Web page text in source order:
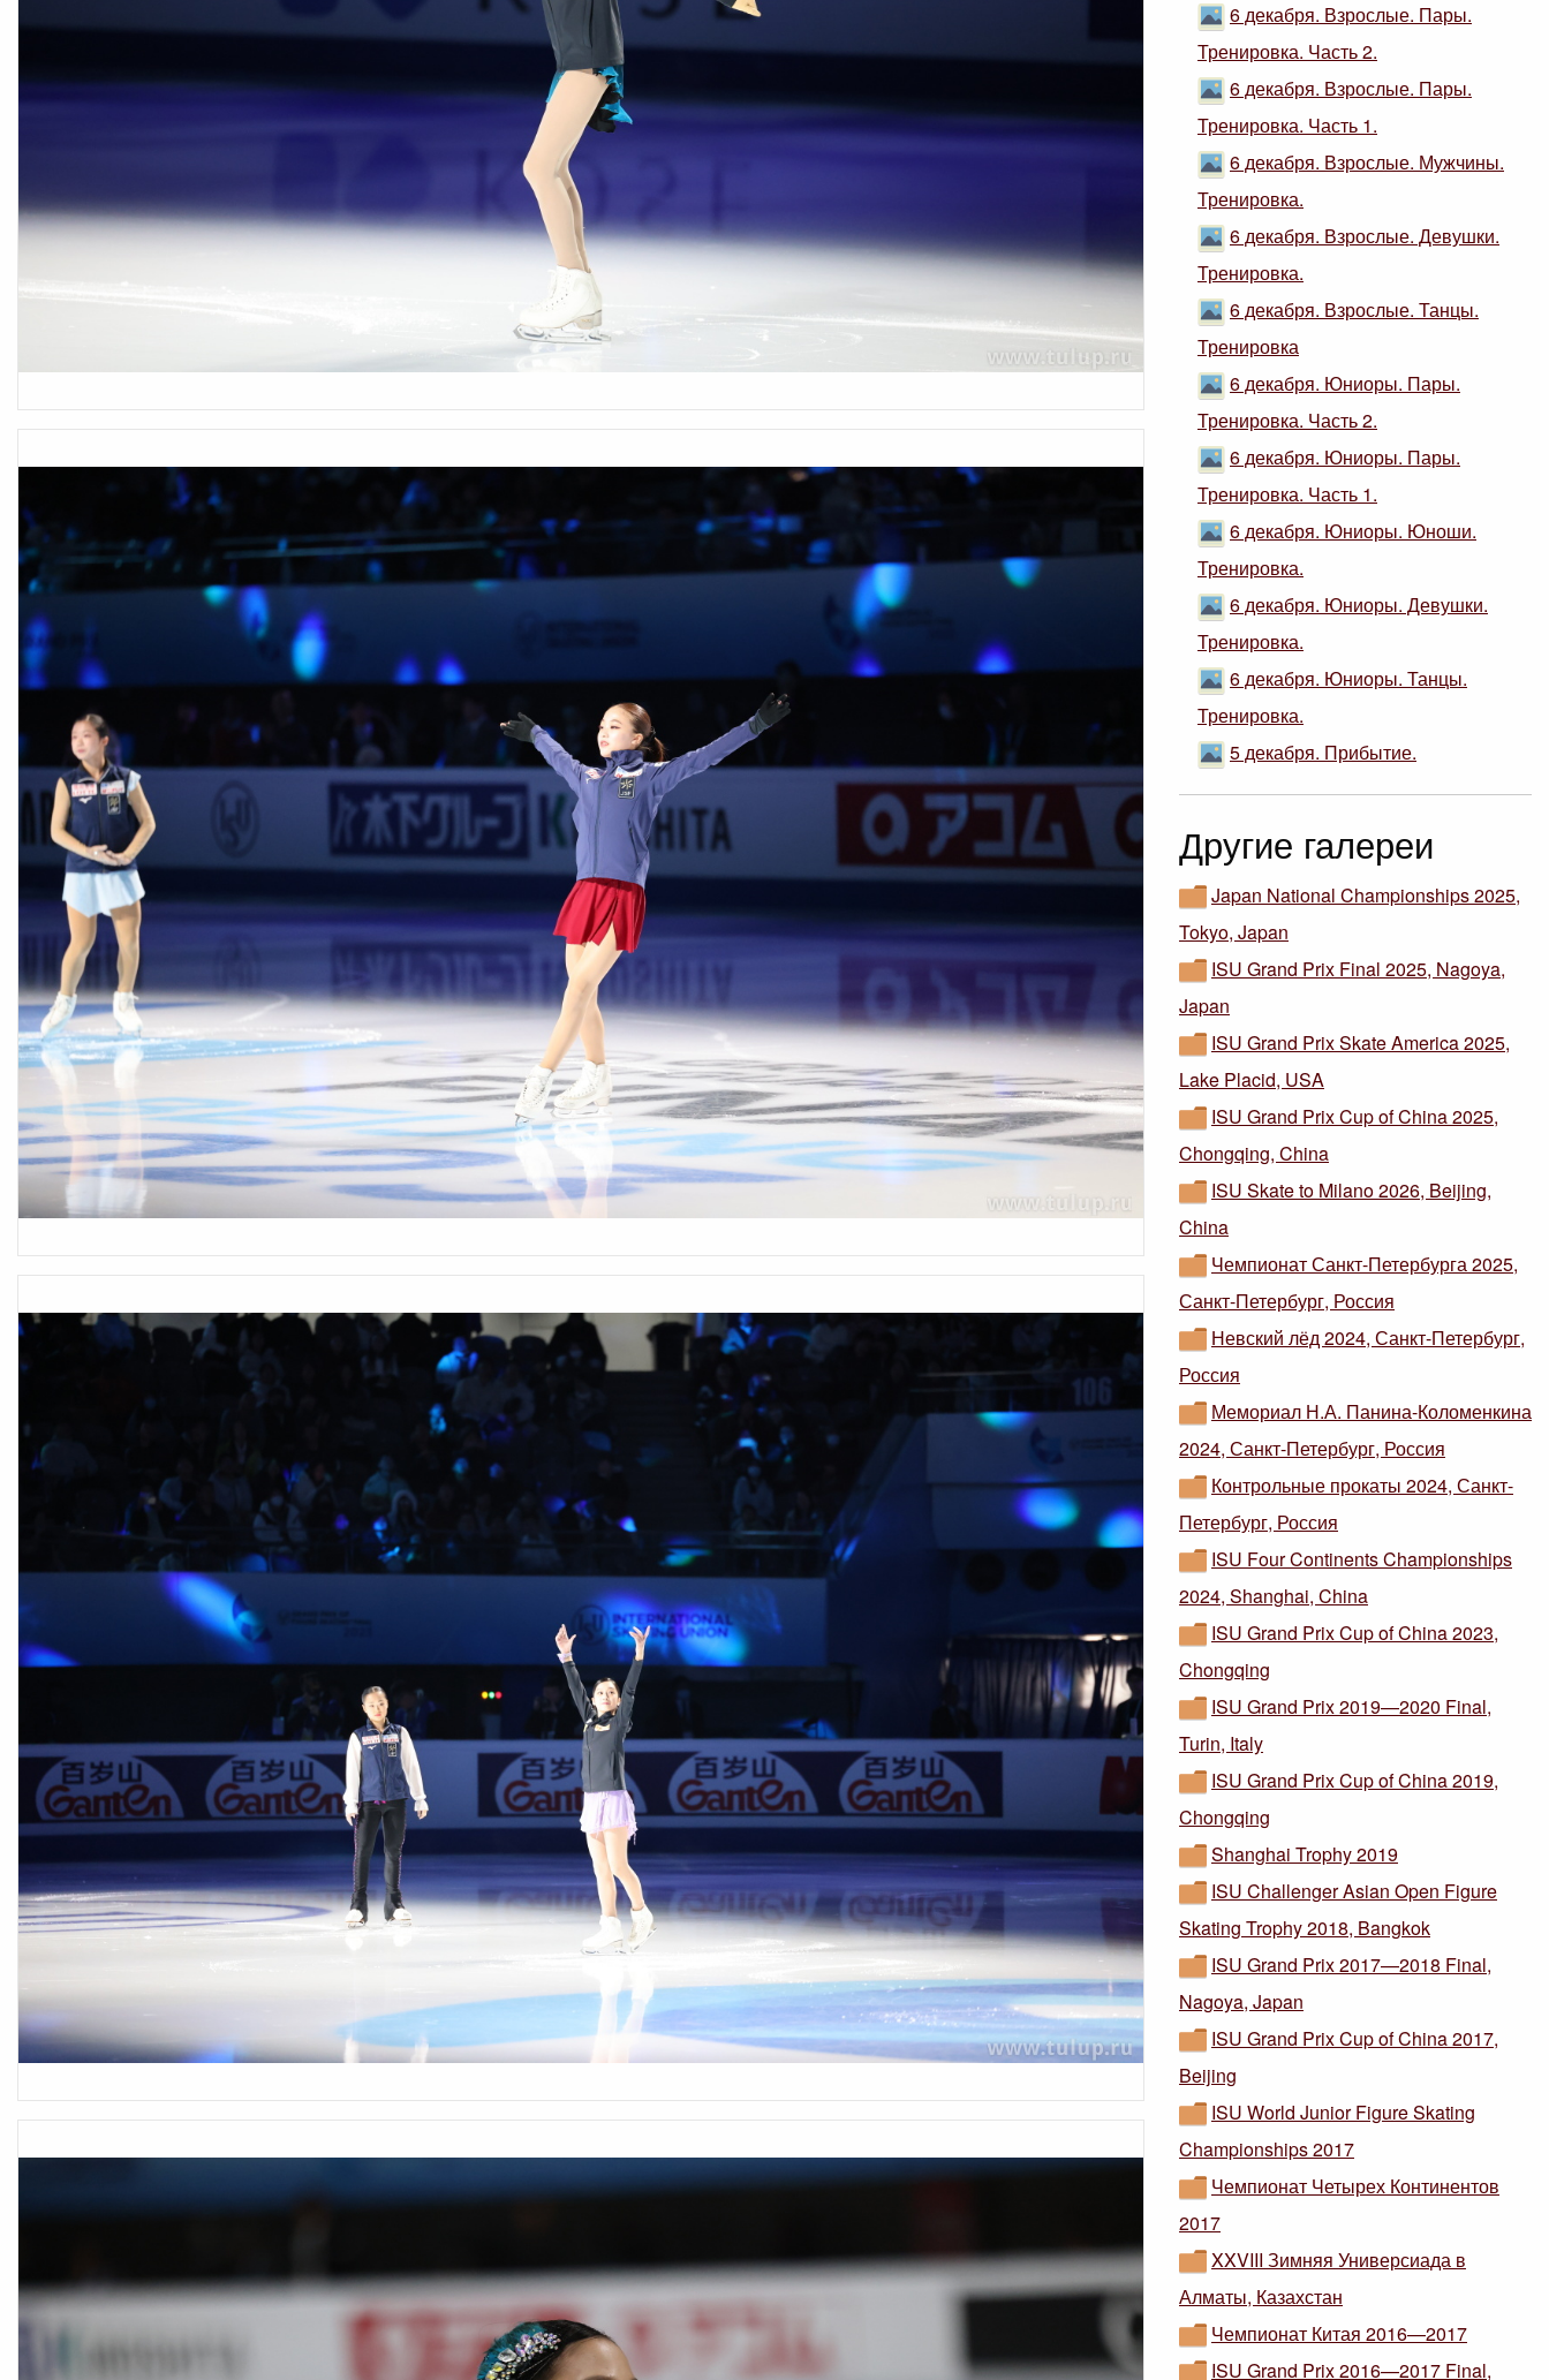
6 декабря. Взрослые. Пары.
Тренировка. Часть 2.
6 декабря. Взрослые. Пары.
Тренировка. Часть 1.
6 декабря. Взрослые. Мужчины.
Тренировка.
6 декабря. Взрослые. Девушки.
Тренировка.
6 декабря. Взрослые. Танцы.
Тренировка
6 декабря. Юниоры. Пары.
Тренировка. Часть 2.
6 декабря. Юниоры. Пары.
Тренировка. Часть 1.
6 декабря. Юниоры. Юноши.
Тренировка.
6 декабря. Юниоры. Девушки.
Тренировка.
6 декабря. Юниоры. Танцы.
Тренировка.
5 декабря. Прибытие.
Другие галереи
Japan National Championships 2025,
Tokyo, Japan
ISU Grand Prix Final 2025, Nagoya,
Japan
ISU Grand Prix Skate America 2025,
Lake Placid, USA
ISU Grand Prix Cup of China 2025,
Chongqing, China
ISU Skate to Milano 2026, Beijing,
China
Чемпионат Санкт-Петербурга 2025,
Санкт-Петербург, Россия
Невский лёд 2024, Санкт-Петербург,
Россия
Мемориал Н.А. Панина-Коломенкина
2024, Санкт-Петербург, Россия
Контрольные прокаты 2024, Санкт-
Петербург, Россия
ISU Four Continents Championships
2024, Shanghai, China
ISU Grand Prix Cup of China 2023,
Chongqing
ISU Grand Prix 2019—2020 Final,
Turin, Italy
ISU Grand Prix Cup of China 2019,
Chongqing
Shanghai Trophy 2019
ISU Challenger Asian Open Figure
Skating Trophy 2018, Bangkok
ISU Grand Prix 2017—2018 Final,
Nagoya, Japan
ISU Grand Prix Cup of China 2017,
Beijing
ISU World Junior Figure Skating
Championships 2017
Чемпионат Четырех Континентов
2017
XXVIII Зимняя Универсиада в
Алматы, Казахстан
Чемпионат Китая 2016—2017
ISU Grand Prix 2016—2017 Final,